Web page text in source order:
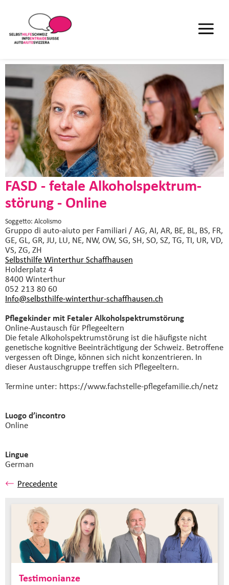
FASD - fetale Alkohol­spektrum­
störung - Online
Soggetto: Alcolismo
Gruppo di auto-aiuto per Familiari / AG, AI, AR, BE, BL, BS, FR,
GE, GL, GR, JU, LU, NE, NW, OW, SG, SH, SO, SZ, TG, TI, UR, VD,
VS, ZG, ZH
Selbsthilfe Winterthur Schaffhausen
Holderplatz 4
8400 Winterthur
052 213 80 60
Info@selbsthilfe-winterthur-schaffhausen.ch
Pflegekinder mit Fetaler Alkoholspektrumstörung
Online-Austausch für Pflegeeltern
Die fetale Alkohol­spektrum­störung ist die häufigste nicht
genetische kognitive Beeinträchtigung der Schweiz. Betroffene
vergessen oft Dinge, können sich nicht konzentrieren. In
dieser Austauschgruppe treffen sich Pflegeeltern.
Termine unter: https://www.fachstelle-pflegefamilie.ch/netz
Luogo d’incontro
Online
Lingue
German
Precedente
Testimonianze